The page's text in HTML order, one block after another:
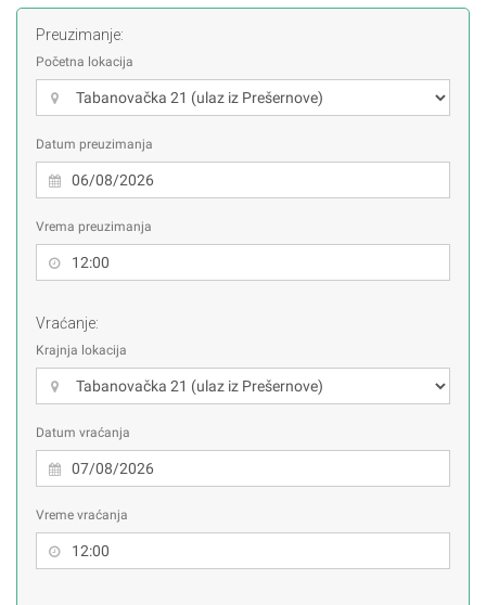
Preuzimanje:
Početna lokacija
Datum preuzimanja
Vrema preuzimanja
Vraćanje:
Krajnja lokacija
Datum vraćanja
Vreme vraćanja